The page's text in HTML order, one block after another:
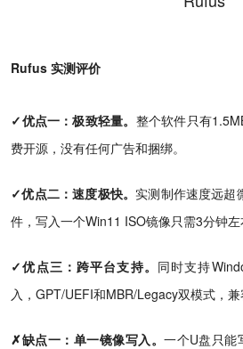
Rufus 实测评价
✓优点一：极致轻量。 整个软件只有
费开源，没有任何广告和捆绑。
✓优点二：速度极快。 实测制作速度远超
件，写入一个Win11 ISO镜像只需3分钟左
✓优点三：跨平台支持。 同时支持
入，GPT/UEFI和MBR/Legacy双模式，兼
✗缺点一：单一镜像写入。一个U盘只能